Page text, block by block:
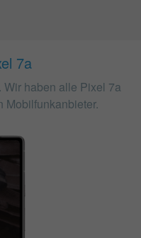
7a
haben alle Pixel 7a
Mobilfunkanbieter.